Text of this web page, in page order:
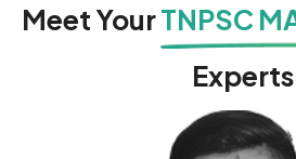
Meet YourTNPSC
Experts